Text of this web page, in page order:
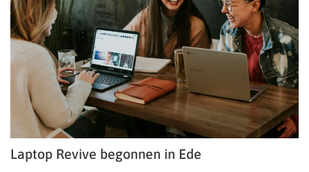
Laptop Revive begonnen in Ede